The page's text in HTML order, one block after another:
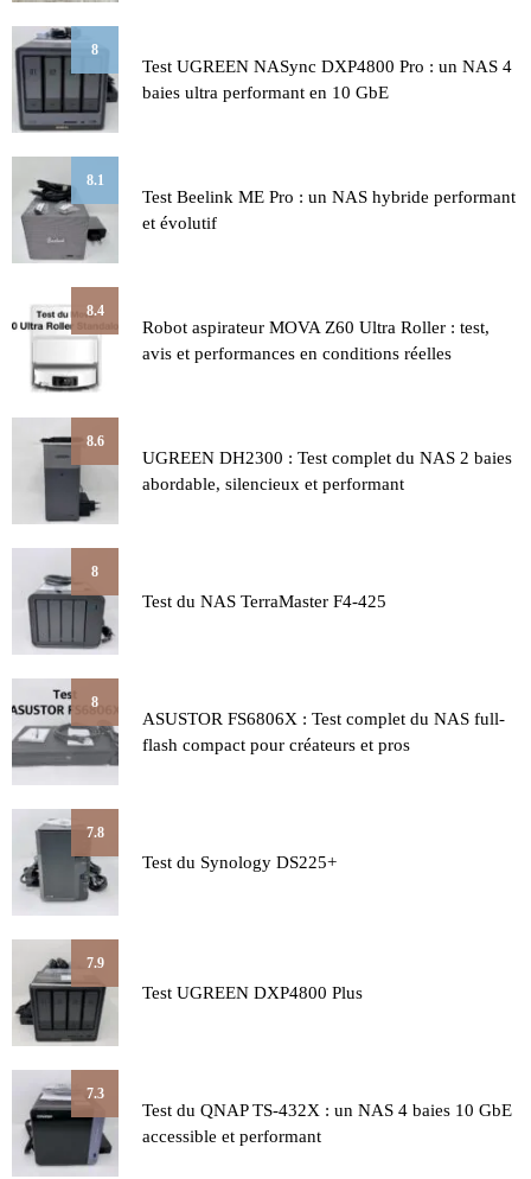
8
Test UGREEN NASync DXP4800 Pro : un NAS 4
baies ultra performant en 10 GbE
8.1
Test Beelink ME Pro : un NAS hybride performant
et évolutif
8.4
Robot aspirateur MOVA Z60 Ultra Roller : test,
avis et performances en conditions réelles
8.6
UGREEN DH2300 : Test complet du NAS 2 baies
abordable, silencieux et performant
8
Test du NAS TerraMaster F4-425
8
ASUSTOR FS6806X : Test complet du NAS full-
flash compact pour créateurs et pros
7.8
Test du Synology DS225+
7.9
Test UGREEN DXP4800 Plus
7.3
Test du QNAP TS-432X : un NAS 4 baies 10 GbE
accessible et performant